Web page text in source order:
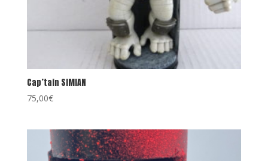
Cap’tain SIMIAN
75,00€